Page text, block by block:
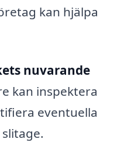
kan hjälpa
nuvarande
kan inspektera
eventuella